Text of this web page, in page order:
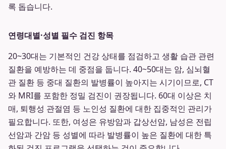
록 돕습니다.
연령대별·성별 필수 검진 항목
20~30대는 기본적인 건강 상태를 점검하고 생활 습관 관련
질환을 예방하는 데 중점을 둡니다. 40~50대는 암, 심뇌혈
관 질환 등 중대 질환의 발병률이 높아지는 시기이므로, CT
와 MRI를 포함한 정밀 검진이 권장됩니다. 60대 이상은 치
매, 퇴행성 관절염 등 노인성 질환에 대한 집중적인 관리가
필요합니다. 또한, 여성은 유방암과 갑상선암, 남성은 전립
선암과 간암 등 성별에 따라 발병률이 높은 질환에 대한 특